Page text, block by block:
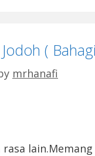
(
mrhanafi
rasa